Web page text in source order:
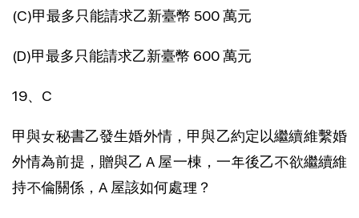
(C)甲最多只能請求乙新臺幣 500 萬元
(D)甲最多只能請求乙新臺幣 600 萬元
19、C
甲與女秘書乙發生婚外情，甲與乙約定以繼續維繫婚
外情為前提，贈與乙 A 屋一棟，一年後乙不欲繼續維
持不倫關係，A 屋該如何處理？